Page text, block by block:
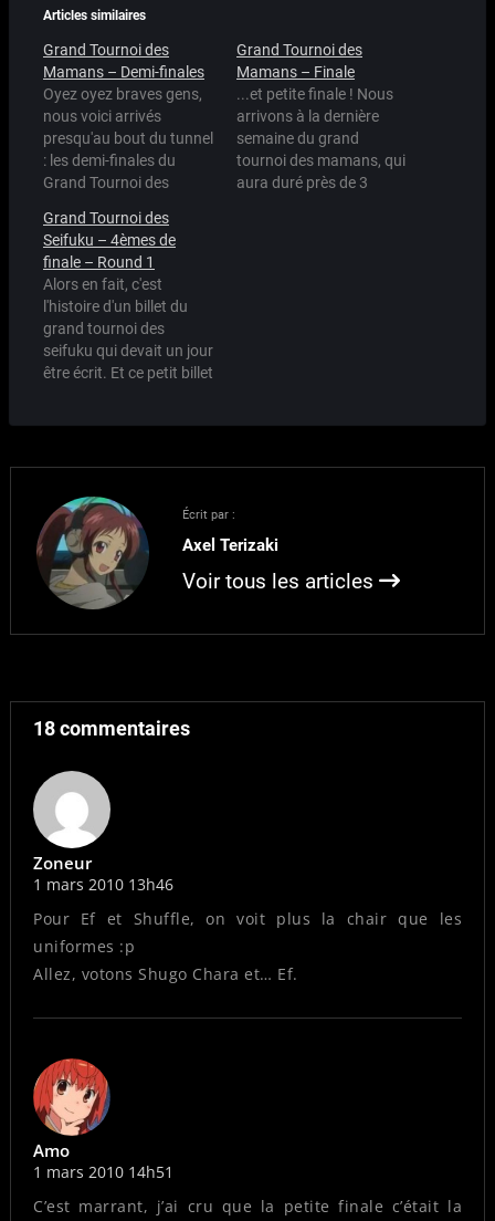
Articles similaires
Grand Tournoi des
Mamans – Demi-finales
Oyez oyez braves gens,
nous voici arrivés
presqu'au bout du tunnel
: les demi-finales du
Grand Tournoi des
commencer. Sans plus
attendre, les résultats
des matchs précédents :
Match 2G * Haruko - 56
voix * Ama - 92 voix
Match 2D * Milia - 70 voix
*…
Grand Tournoi des
Mamans – Finale
...et petite finale ! Nous
arrivons à la dernière
semaine du grand
tournoi des mamans, qui
aura duré près de 3
Grand Tournoi des
Seifuku – 4èmes de
finale – Round 1
Alors en fait, c'est
l'histoire d'un billet du
grand tournoi des
seifuku qui devait un jour
être écrit. Et ce petit billet
sentiment dans son
coeur qu'il ne serait…
Écrit par :
Axel Terizaki
Voir tous les articles
18 commentaires
Zoneur
1 mars 2010 13h46
Pour Ef et Shuffle, on voit plus la chair que les
uniformes :p
Allez, votons Shugo Chara et… Ef.
Amo
1 mars 2010 14h51
C’est marrant, j’ai cru que la petite finale c’était la